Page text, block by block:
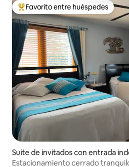
Favorito entre los huéspedes
Favorito entre huéspedes
Suite de invitados con entrada
e en Stone Mountain
Estacionamiento cerrado